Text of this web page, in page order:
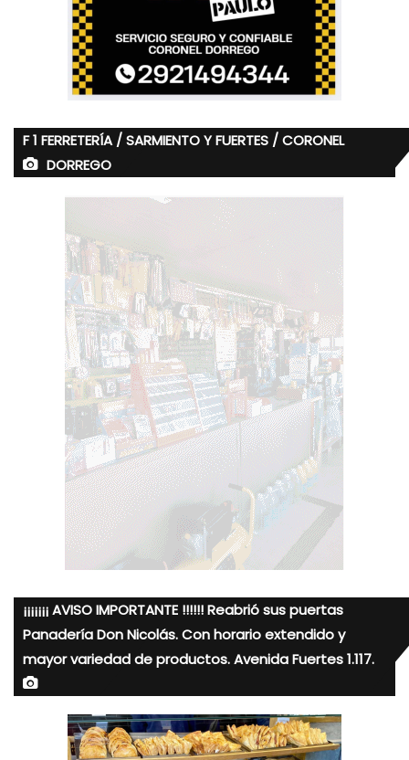
F 1 FERRETERÍA / SARMIENTO Y FUERTES / CORONEL
DORREGO
¡¡¡¡¡¡¡ AVISO IMPORTANTE !!!!!! Reabrió sus puertas
Panadería Don Nicolás. Con horario extendido y
mayor variedad de productos. Avenida Fuertes 1.117.